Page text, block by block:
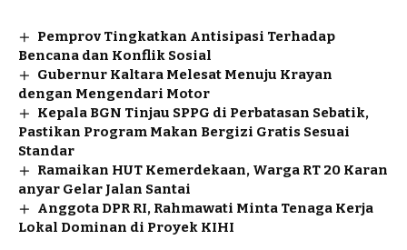
Pemprov Tingkatkan Antisipasi Terhadap
Bencana dan Konflik Sosial
Gubernur Kaltara Melesat Menuju Krayan
dengan Mengendari Motor
Kepala BGN Tinjau SPPG di Perbatasan Sebatik,
Pastikan Program Makan Bergizi Gratis Sesuai
Standar
Ramaikan HUT Kemerdekaan, Warga RT 20 Karan
anyar Gelar Jalan Santai
Anggota DPR RI, Rahmawati Minta Tenaga Kerja
Lokal Dominan di Proyek KIHI